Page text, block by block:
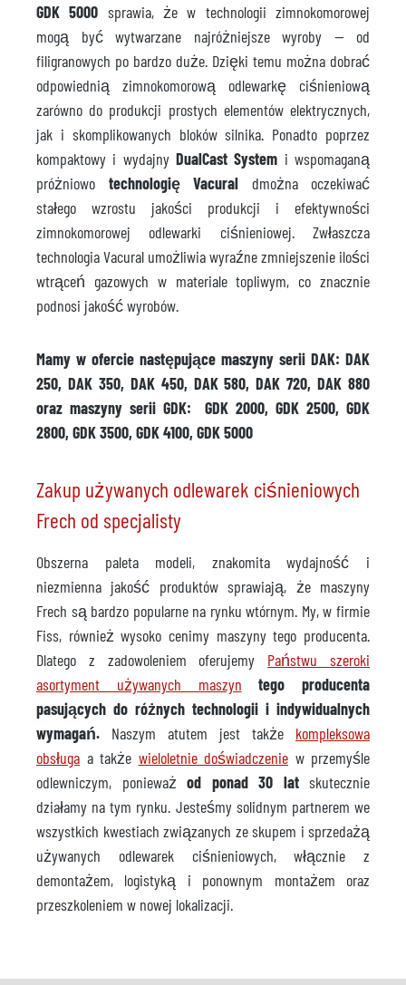
GDK 5000 sprawia, że w technologii zimnokomorowej
mogą być wytwarzane najróżniejsze wyroby — od
filigranowych po bardzo duże. Dzięki temu można dobrać
odpowiednią zimnokomorową odlewarkę ciśnieniową
zarówno do produkcji prostych elementów elektrycznych,
jak i skomplikowanych bloków silnika. Ponadto poprzez
kompaktowy i wydajny DualCast System i wspomaganą
próżniowo technologię Vacural dmożna oczekiwać
stałego wzrostu jakości produkcji i efektywności
zimnokomorowej odlewarki ciśnieniowej. Zwłaszcza
technologia Vacural umożliwia wyraźne zmniejszenie ilości
wtrąceń gazowych w materiale topliwym, co znacznie
podnosi jakość wyrobów.
Mamy w ofercie następujące maszyny serii DAK: DAK
250, DAK 350, DAK 450, DAK 580, DAK 720, DAK 880
oraz maszyny serii GDK: GDK 2000, GDK 2500, GDK
2800, GDK 3500, GDK 4100, GDK 5000
Zakup używanych odlewarek ciśnieniowych
Frech od specjalisty
Obszerna paleta modeli, znakomita wydajność i
niezmienna jakość produktów sprawiają, że maszyny
Frech są bardzo popularne na rynku wtórnym. My, w firmie
Fiss, również wysoko cenimy maszyny tego producenta.
Dlatego z zadowoleniem oferujemy Państwu szeroki
asortyment używanych maszyn
tego producenta
pasujących do różnych technologii i indywidualnych
wymagań. Naszym atutem jest także kompleksowa
obsługa a także wieloletnie doświadczenie w przemyśle
odlewniczym, ponieważ od ponad 30 latskutecznie
działamy na tym rynku. Jesteśmy solidnym partnerem we
wszystkich kwestiach związanych ze skupem i sprzedażą
używanych odlewarek ciśnieniowych, włącznie z
demontażem, logistyką i ponownym montażem oraz
przeszkoleniem w nowej lokalizacji.